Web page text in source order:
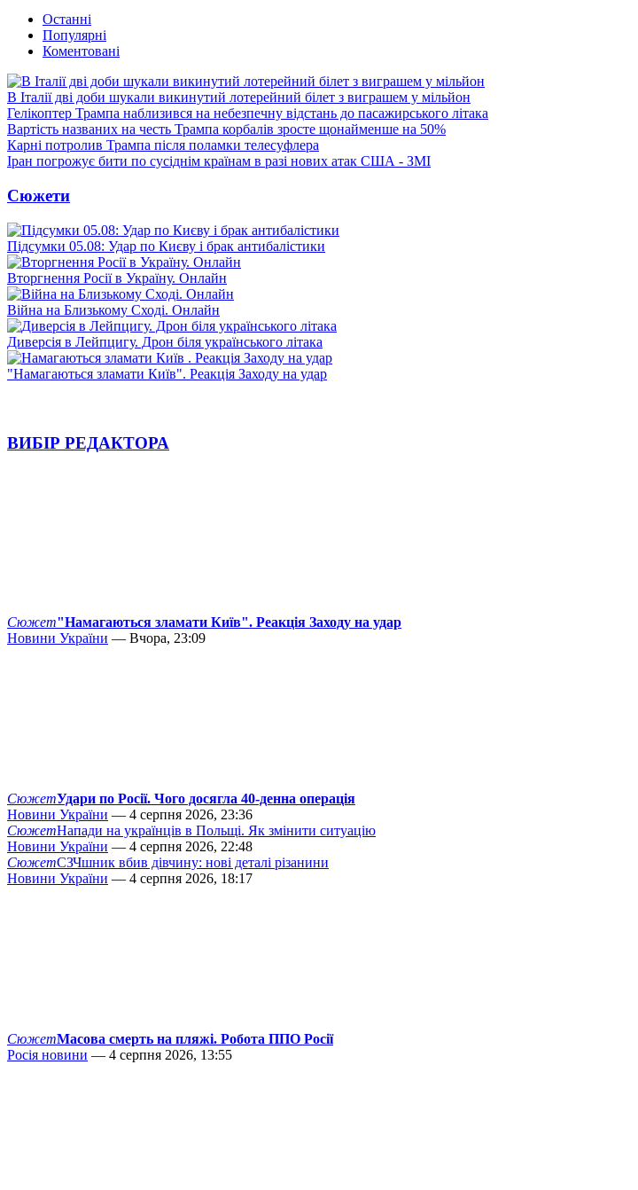
Останні
Популярні
Коментовані
В Італії дві доби шукали викинутий лотерейний білет з виграшем у мільйон
Гелікоптер Трампа наблизився на небезпечну відстань до пасажирського літака
Вартість названих на честь Трампа корбалів зросте щонайменше на 50%
Карні потролив Трампа після поламки телесуфлера
Іран погрожує бити по сусіднім країнам в разі нових атак США - ЗМІ
Сюжети
Підсумки 05.08: Удар по Києву і брак антибалістики
Вторгнення Росії в Україну. Онлайн
Війна на Близькому Сході. Онлайн
Диверсія в Лейпцигу. Дрон біля українського літака
"Намагаються зламати Київ". Реакція Заходу на удар
ВИБІР РЕДАКТОРА
Сюжет"Намагаються зламати Київ". Реакція Заходу на удар
Новини України — Вчора, 23:09
СюжетУдари по Росії. Чого досягла 40-денна операція
Новини України — 4 серпня 2026, 23:36
СюжетНапади на українців в Польщі. Як змінити ситуацію
Новини України — 4 серпня 2026, 22:48
СюжетСЗЧшник вбив дівчину: нові деталі різанини
Новини України — 4 серпня 2026, 18:17
СюжетМасова смерть на пляжі. Робота ППО Росії
Росія новини — 4 серпня 2026, 13:55